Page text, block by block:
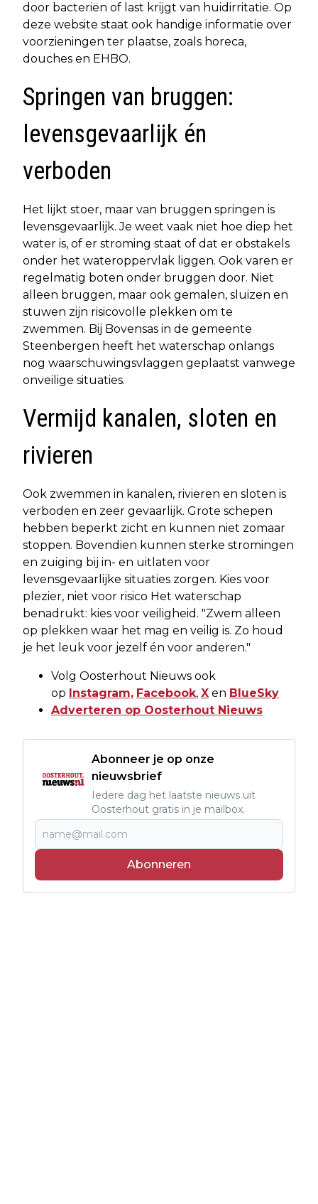
door bacteriën of last krijgt van huidirritatie. Op
deze website staat ook handige informatie over
voorzieningen ter plaatse, zoals horeca,
douches en EHBO.
Springen van bruggen:
levensgevaarlijk én
verboden
Het lijkt stoer, maar van bruggen springen is
levensgevaarlijk. Je weet vaak niet hoe diep het
water is, of er stroming staat of dat er obstakels
onder het wateroppervlak liggen. Ook varen er
regelmatig boten onder bruggen door. Niet
alleen bruggen, maar ook gemalen, sluizen en
stuwen zijn risicovolle plekken om te
zwemmen. Bij Bovensas in de gemeente
Steenbergen heeft het waterschap onlangs
nog waarschuwingsvlaggen geplaatst vanwege
onveilige situaties.
Vermijd kanalen, sloten en
rivieren
Ook zwemmen in kanalen, rivieren en sloten is
verboden en zeer gevaarlijk. Grote schepen
hebben beperkt zicht en kunnen niet zomaar
stoppen. Bovendien kunnen sterke stromingen
en zuiging bij in- en uitlaten voor
levensgevaarlijke situaties zorgen. Kies voor
plezier, niet voor risico Het waterschap
benadrukt: kies voor veiligheid. "Zwem alleen
op plekken waar het mag en veilig is. Zo houd
je het leuk voor jezelf én voor anderen."
Volg Oosterhout Nieuws ook
op Instagram, Facebook, X en BlueSky
Adverteren op Oosterhout Nieuws
Abonneer je op onze
nieuwsbrief
Iedere dag het laatste nieuws uit
Oosterhout gratis in je mailbox.
Abonneren